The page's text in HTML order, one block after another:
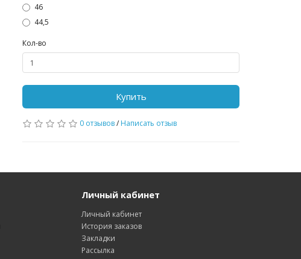
46
44,5
Кол-во
Купить
0 отзывов/ Написать отзыв
Личный кабинет
Личный кабинет
История заказов
Закладки
Рассылка